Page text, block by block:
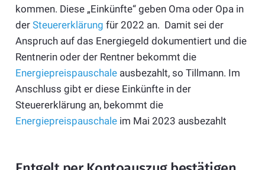
kommen. Diese „Einkünfte“ geben Oma oder Opa in
der Steuererklärung für 2022 an. Damit sei der
Anspruch auf das Energiegeld dokumentiert und die
Rentnerin oder der Rentner bekommt die
Energiepreispauschaleausbezahlt, so Tillmann. Im
Anschluss gibt er diese Einkünfte in der
Steuererklärung an, bekommt die
Energiepreispauschaleim Mai 2023 ausbezahlt